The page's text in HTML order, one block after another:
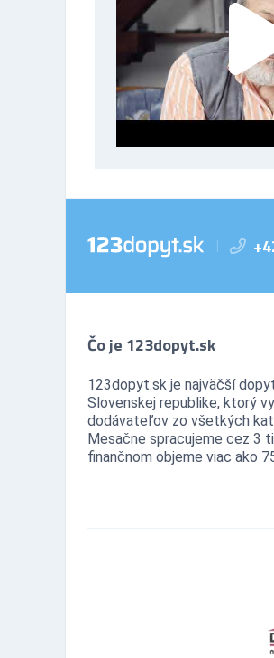
Čo je 123dopyt.sk
123dopyt.sk je najväčší
Slovenskej republike, ktorý
dodávateľov zo všetkých
Mesačne spracujeme cez 3
finančnom objeme viac ako